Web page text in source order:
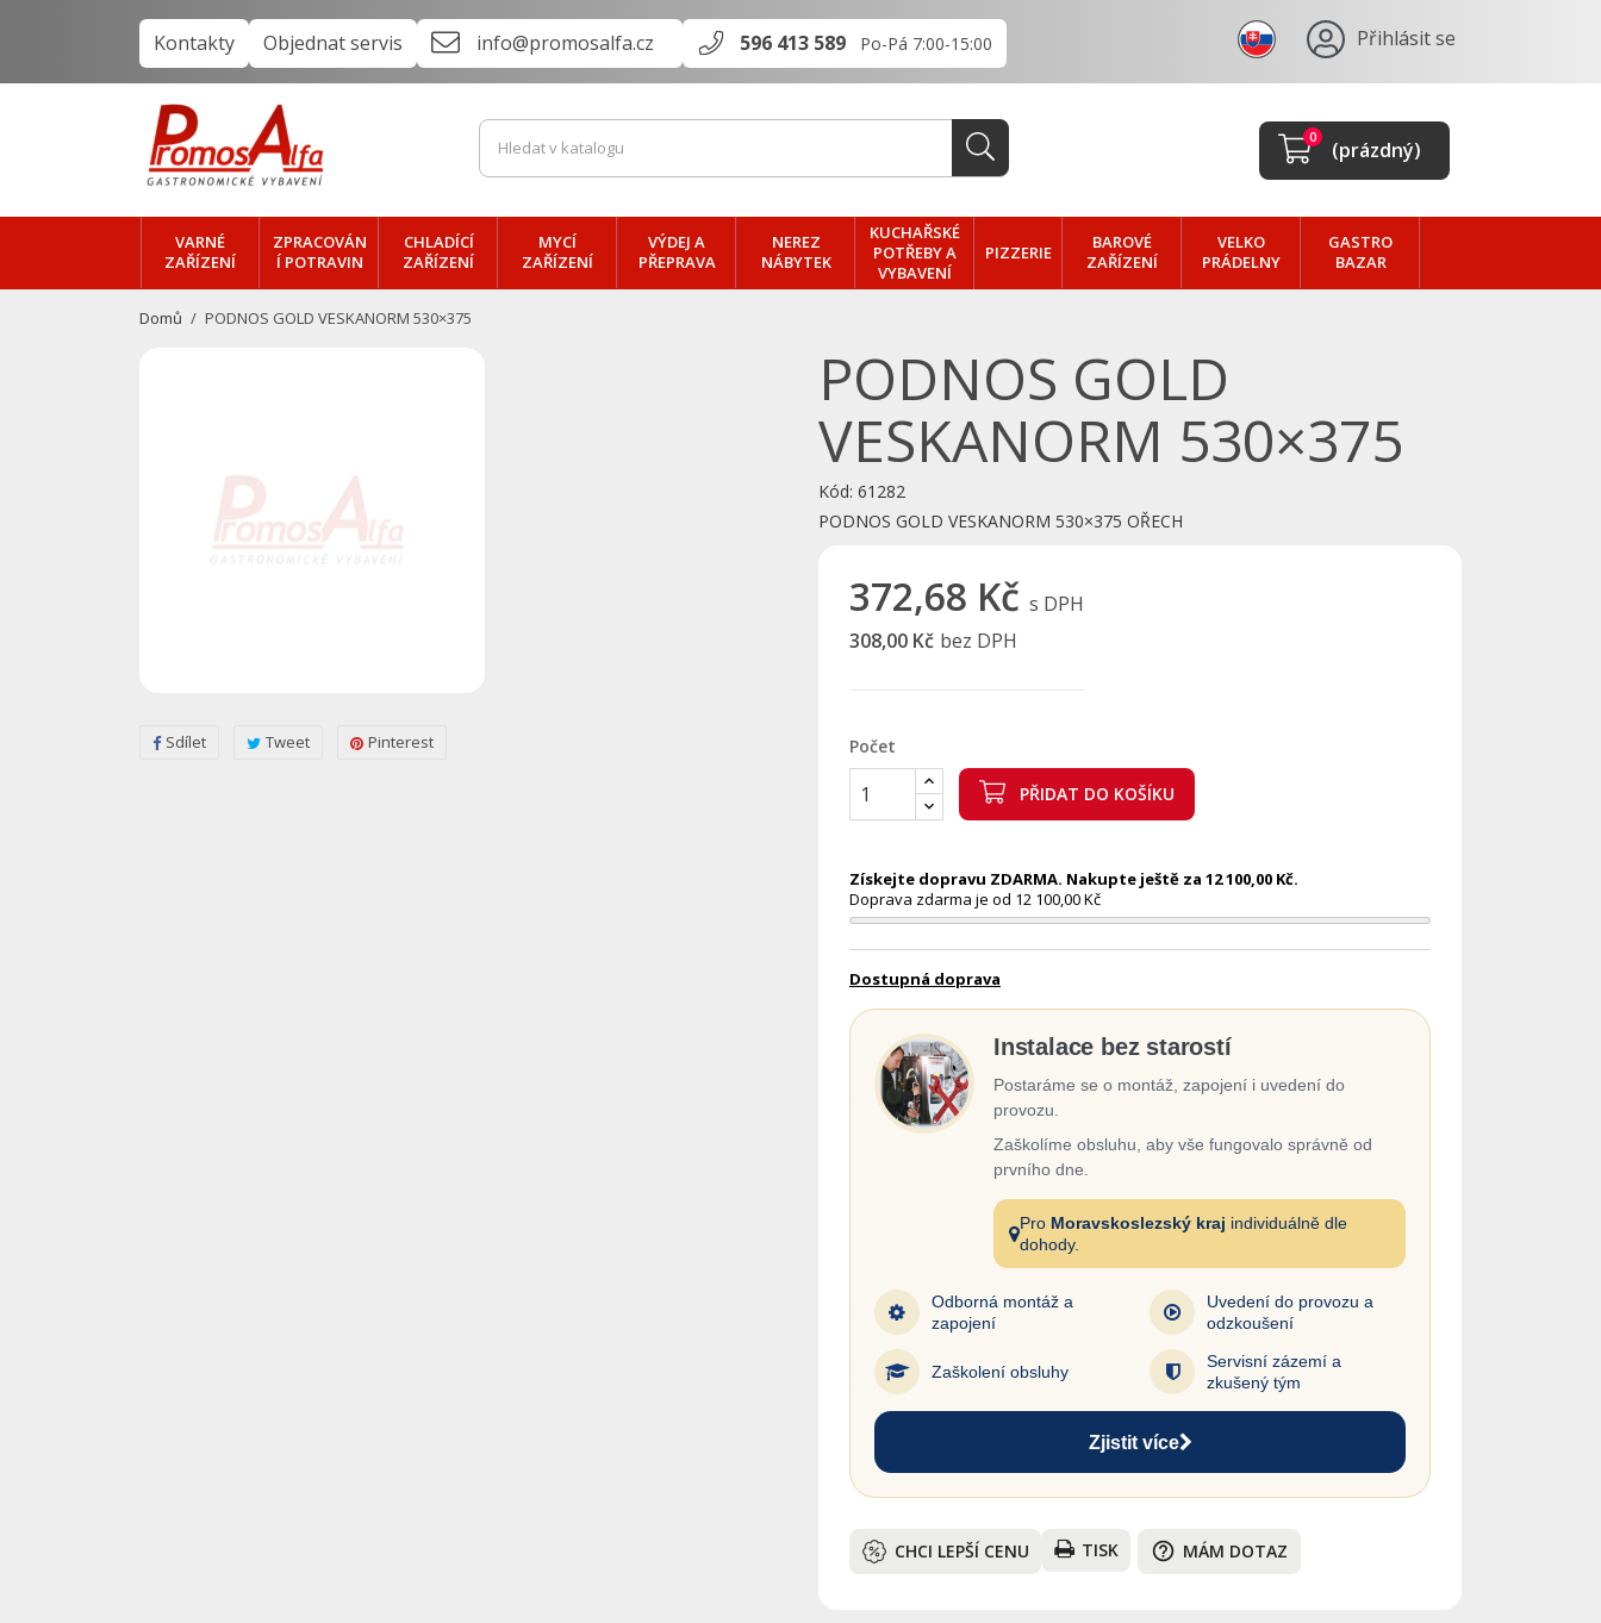
Kontakty Objednat servis info@promosalfa.cz 596 413 589 Po-Pá 7:00-15:00 Přihlásit se
(prázdný)
0
VARNÉ
ZAŘÍZENÍ
ZPRACOVÁN
Í POTRAVIN
CHLADÍCÍ
ZAŘÍZENÍ
MYCÍ
ZAŘÍZENÍ
VÝDEJ A
PŘEPRAVA
NEREZ
NÁBYTEK
KUCHAŘSKÉ
POTŘEBY A
VYBAVENÍ
PIZZERIE
BAROVÉ
ZAŘÍZENÍ
VELKO
PRÁDELNY
GASTRO
BAZAR
Domů PODNOS GOLD VESKANORM 530×375
Sdílet Tweet Pinterest
PODNOS GOLD
VESKANORM 530×375
Kód: 61282
PODNOS GOLD VESKANORM 530×375 OŘECH
372,68 Kč s DPH
308,00 Kč bez DPH
Počet
PŘIDAT DO KOŠÍKU
Získejte dopravu ZDARMA. Nakupte ještě za 12 100,00 Kč.
Doprava zdarma je od 12 100,00 Kč
Dostupná doprava
Instalace bez starostí
Postaráme se o montáž, zapojení i uvedení do
provozu.
Zaškolíme obsluhu, aby vše fungovalo správně od
prvního dne.
Pro Moravskoslezský kraj individuálně dle
dohody.
Odborná montáž a
zapojení
Uvedení do provozu a
odzkoušení
Zaškolení obsluhy
Servisní zázemí a
zkušený tým
Zjistit více
CHCI LEPŠÍ CENU TISK help_outline MÁM DOTAZ